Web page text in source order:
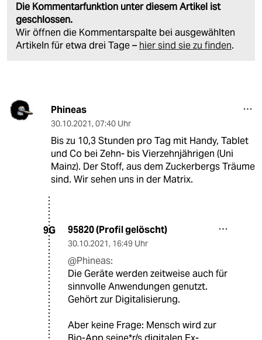
Die Kommentarfunktion unter diesem Artikel ist
geschlossen.
Wir öffnen die Kommentarspalte bei ausgewählten
Artikeln für etwa drei Tage – hier sind sie zu finden.
Phineas
30.10.2021, 07:40 Uhr
Bis zu 10,3 Stunden pro Tag mit Handy, Tablet
und Co bei Zehn- bis Vierzehnjährigen (Uni
Mainz). Der Stoff, aus dem Zuckerbergs Träume
sind. Wir sehen uns in der Matrix.
9G 95820 (Profil gelöscht)
30.10.2021, 16:49 Uhr
@Phineas:
Die Geräte werden zeitweise auch für
sinnvolle Anwendungen genutzt.
Gehört zur Digitalisierung.
Aber keine Frage: Mensch wird zur